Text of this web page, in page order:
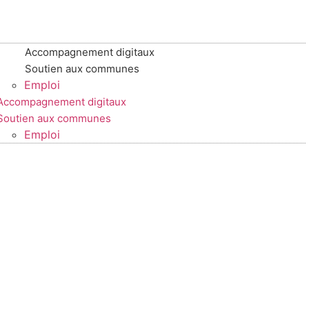
Accompagnement digitaux
Soutien aux communes
Emploi
digitaux
aux communes
Emploi